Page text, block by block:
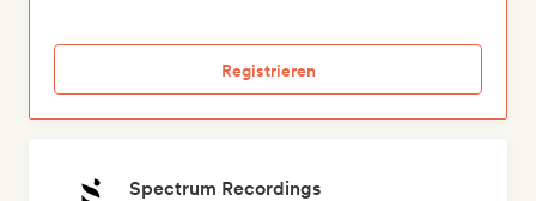
Registrieren
Spectrum Recordings